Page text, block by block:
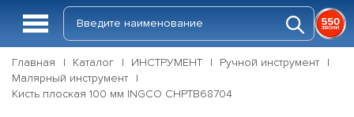
Главная Каталог ИНСТРУМЕНТ
Ручной инструмент
Малярный инструмент
Кисть плоская 100 мм INGCO CHPTB68704